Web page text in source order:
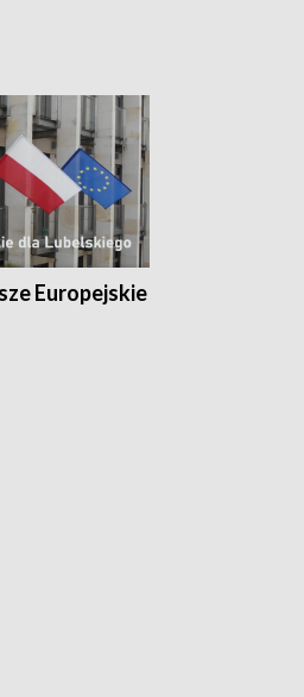
Europejskie